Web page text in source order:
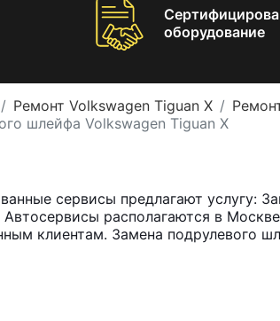
оборудование
Ремонт Volkswagen Tiguan X
шлейфа Volkswagen Tiguan X
сервисы предлагают услугу:
Автосервисы располагаются в
клиентам. Замена подрулевого